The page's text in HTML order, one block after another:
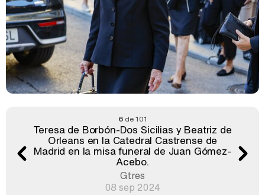
6 de 101
Teresa de Borbón-Dos Sicilias y Beatriz de
Orleans en la Catedral Castrense de
Madrid en la misa funeral de Juan Gómez-
Acebo.
Gtres
08 sep 2024